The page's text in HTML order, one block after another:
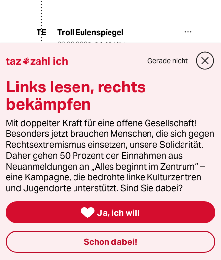
TE Troll Eulenspiegel
29.03.2021,14:40 Uhr
@Albrecht Richter:
wie ich hier sehe. Am Samstag wurde
leider mein einer Kommentar nicht
veröffentlicht, daher füge ich hier
hinzu: Man gibt Unmengen an Geld
aus, um den Borkenkäfer zu
vernichten, aber Vergrämung oder
Zäune gegen Fraßschutz sind zu
teuer oder unmöglich.
meistkommentiert
1 Krise der Demokratie
AfD-Wählen als Triebabfuhr
taz zahl ich Gerade nicht
Links lesen, rechts
bekämpfen
Mit doppelter Kraft für eine offene Gesellschaft!
Besonders jetzt brauchen Menschen, die sich gegen
Rechtsextremismus einsetzen, unsere Solidarität.
Daher gehen 50 Prozent der Einnahmen aus
Neuanmeldungen an „Alles beginnt im Zentrum“ –
eine Kampagne, die bedrohte linke Kulturzentren
und Jugendorte unterstützt. Sind Sie dabei?
 Ja, ich will
Schon dabei!